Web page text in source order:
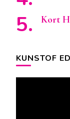
Kort
KUNSTOF